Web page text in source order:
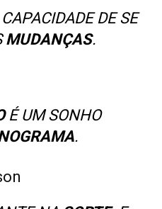
DE SE
MUDANÇAS.
É UM SONHO
.